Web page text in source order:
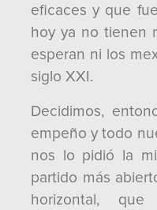
eficaces y que
hoy ya no tienen
esperan ni los
siglo XXI.
Decidimos,
empeño y todo
nos lo pidió la
partido más
horizontal,